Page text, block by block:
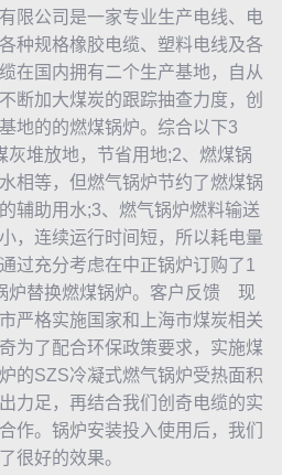
限公司是一家专业生产电线、电
种规格橡胶电缆、塑料电线及各
在国内拥有二个生产基地，自从
断加大煤炭的跟踪抽查力度，创
地的的燃煤锅炉。综合以下3
灰堆放地，节省用地;2、燃煤锅
相等，但燃气锅炉节约了燃煤锅
辅助用水;3、燃气锅炉燃料输送
，连续运行时间短，所以耗电量
过充分考虑在中正锅炉订购了1
炉替换燃煤锅炉。客户反馈 现
严格实施国家和上海市煤炭相关
为了配合环保政策要求，实施煤
的SZS冷凝式燃气锅炉受热面积
力足，再结合我们创奇电缆的实
作。锅炉安装投入使用后，我们
很好的效果。